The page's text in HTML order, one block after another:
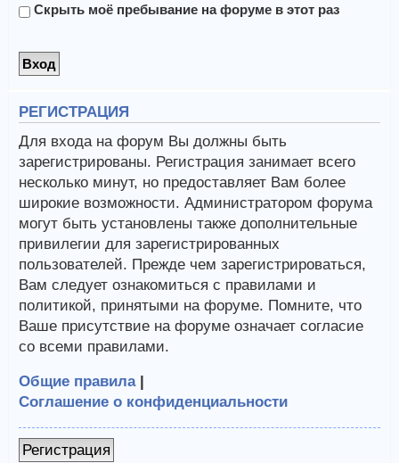
Скрыть моё пребывание на форуме в этот раз
РЕГИСТРАЦИЯ
Для входа на форум Вы должны быть
зарегистрированы. Регистрация занимает всего
несколько минут, но предоставляет Вам более
широкие возможности. Администратором форума
могут быть установлены также дополнительные
привилегии для зарегистрированных
пользователей. Прежде чем зарегистрироваться,
Вам следует ознакомиться с правилами и
политикой, принятыми на форуме. Помните, что
Ваше присутствие на форуме означает согласие
со всеми правилами.
Общие правила|
Соглашение о конфиденциальности
Регистрация